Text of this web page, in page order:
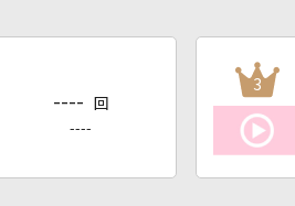
---- 回
----
3